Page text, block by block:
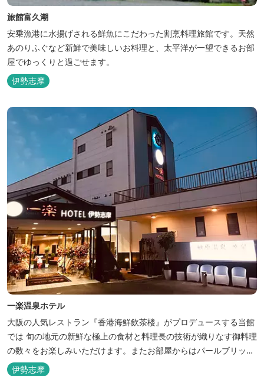
旅館富久潮
安乗漁港に水揚げされる鮮魚にこだわった割烹料理旅館です。天然
あのりふぐなど新鮮で美味しいお料理と、太平洋が一望できるお部
屋でゆっくりと過ごせます。
伊勢志摩
一楽温泉ホテル
大阪の人気レストラン『香港海鮮飲茶楼』がプロデュースする当館
では 旬の地元の新鮮な極上の食材と料理長の技術が織りなす御料理
の数々をお楽しみいただけます。またお部屋からはパールブリッジ
や真珠筏など、美しい景色が一望できます。「美肌の湯」として有
伊勢志摩